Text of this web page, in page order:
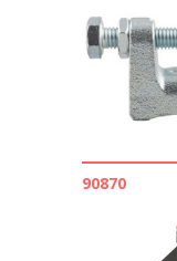
90870